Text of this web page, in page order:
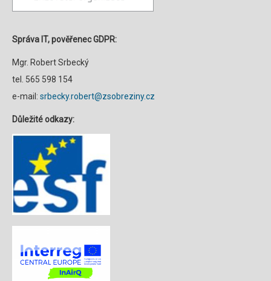
Správa IT, pověřenec GDPR:
Mgr. Robert Srbecký
tel. 565 598 154
e-mail: srbecky.robert@zsobreziny.cz
Důležité odkazy: